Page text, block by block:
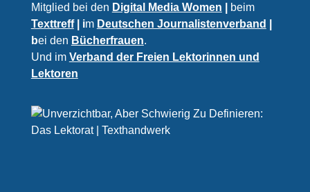
Mitglied bei den Digital Media Women
beim
Texttreff| im Deutschen Journalistenverband
bei den Bücherfrauen.
Und im Verband der Freien Lektorinnen und
Lektoren